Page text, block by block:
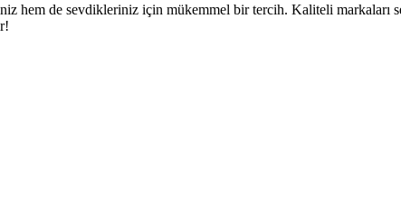
hem de sevdikleriniz için mükemmel bir tercih. Kaliteli markaları